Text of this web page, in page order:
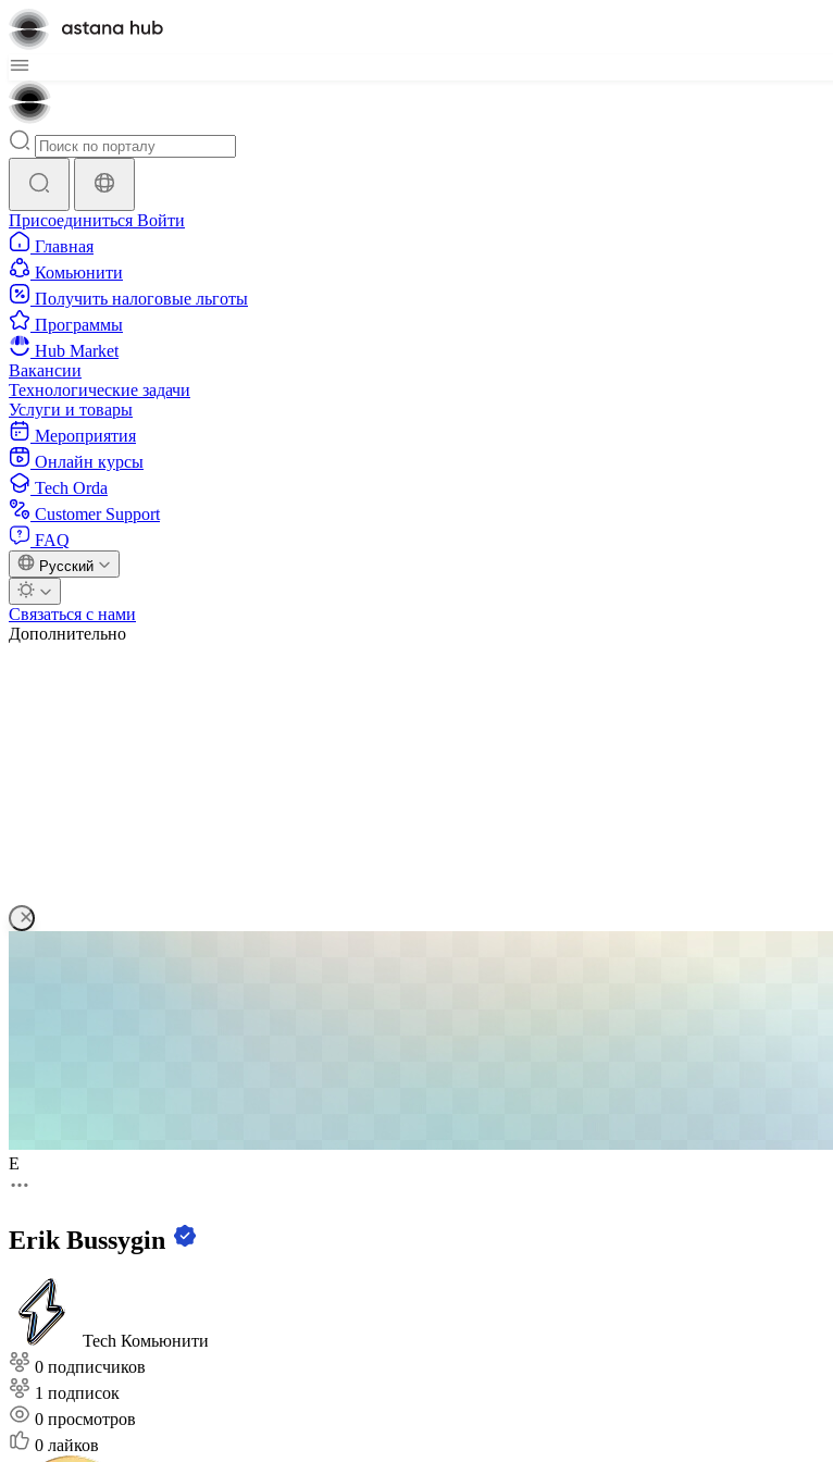
Присоединиться Войти
Главная
Комьюнити
Получить налоговые льготы
Программы
Hub Market
Вакансии
Технологические задачи
Услуги и товары
Мероприятия
Онлайн курсы
Tech Orda
Customer Support
FAQ
Русский
Связаться с нами
Дополнительно
E
Erik Bussygin
Tech Комьюнити
0 подписчиков
1 подписок
0 просмотров
0 лайков